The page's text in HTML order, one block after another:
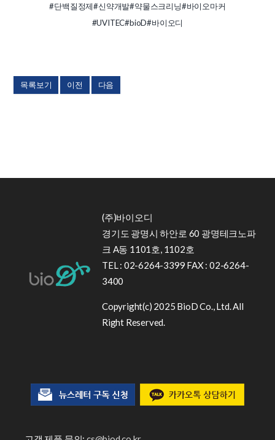
#단백질정제#신약개발#약물스크리닝#바이오마커
#UVITEC#bioD#바이오디
목록보기 이전 다음
(주)바이오디
경기도 광명시 하안로 60 광명테크노파
크 A동 1101호, 1102호
TEL : 02-6264-3399 FAX : 02-6264-
3400
Copyright(c) 2025 BioD Co., Ltd. All
Right Reserved.